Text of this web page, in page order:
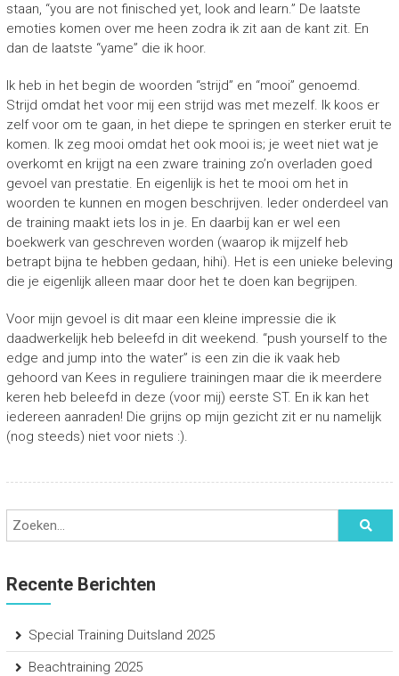
staan, “you are not finisched yet, look and learn.” De laatste
emoties komen over me heen zodra ik zit aan de kant zit. En
dan de laatste “yame” die ik hoor.
Ik heb in het begin de woorden “strijd” en “mooi” genoemd.
Strijd omdat het voor mij een strijd was met mezelf. Ik koos er
zelf voor om te gaan, in het diepe te springen en sterker eruit te
komen. Ik zeg mooi omdat het ook mooi is; je weet niet wat je
overkomt en krijgt na een zware training zo’n overladen goed
gevoel van prestatie. En eigenlijk is het te mooi om het in
woorden te kunnen en mogen beschrijven. Ieder onderdeel van
de training maakt iets los in je. En daarbij kan er wel een
boekwerk van geschreven worden (waarop ik mijzelf heb
betrapt bijna te hebben gedaan, hihi). Het is een unieke beleving
die je eigenlijk alleen maar door het te doen kan begrijpen.
Voor mijn gevoel is dit maar een kleine impressie die ik
daadwerkelijk heb beleefd in dit weekend. “push yourself to the
edge and jump into the water” is een zin die ik vaak heb
gehoord van Kees in reguliere trainingen maar die ik meerdere
keren heb beleefd in deze (voor mij) eerste ST. En ik kan het
iedereen aanraden! Die grijns op mijn gezicht zit er nu namelijk
(nog steeds) niet voor niets :).
Recente Berichten
Special Training Duitsland 2025
Beachtraining 2025